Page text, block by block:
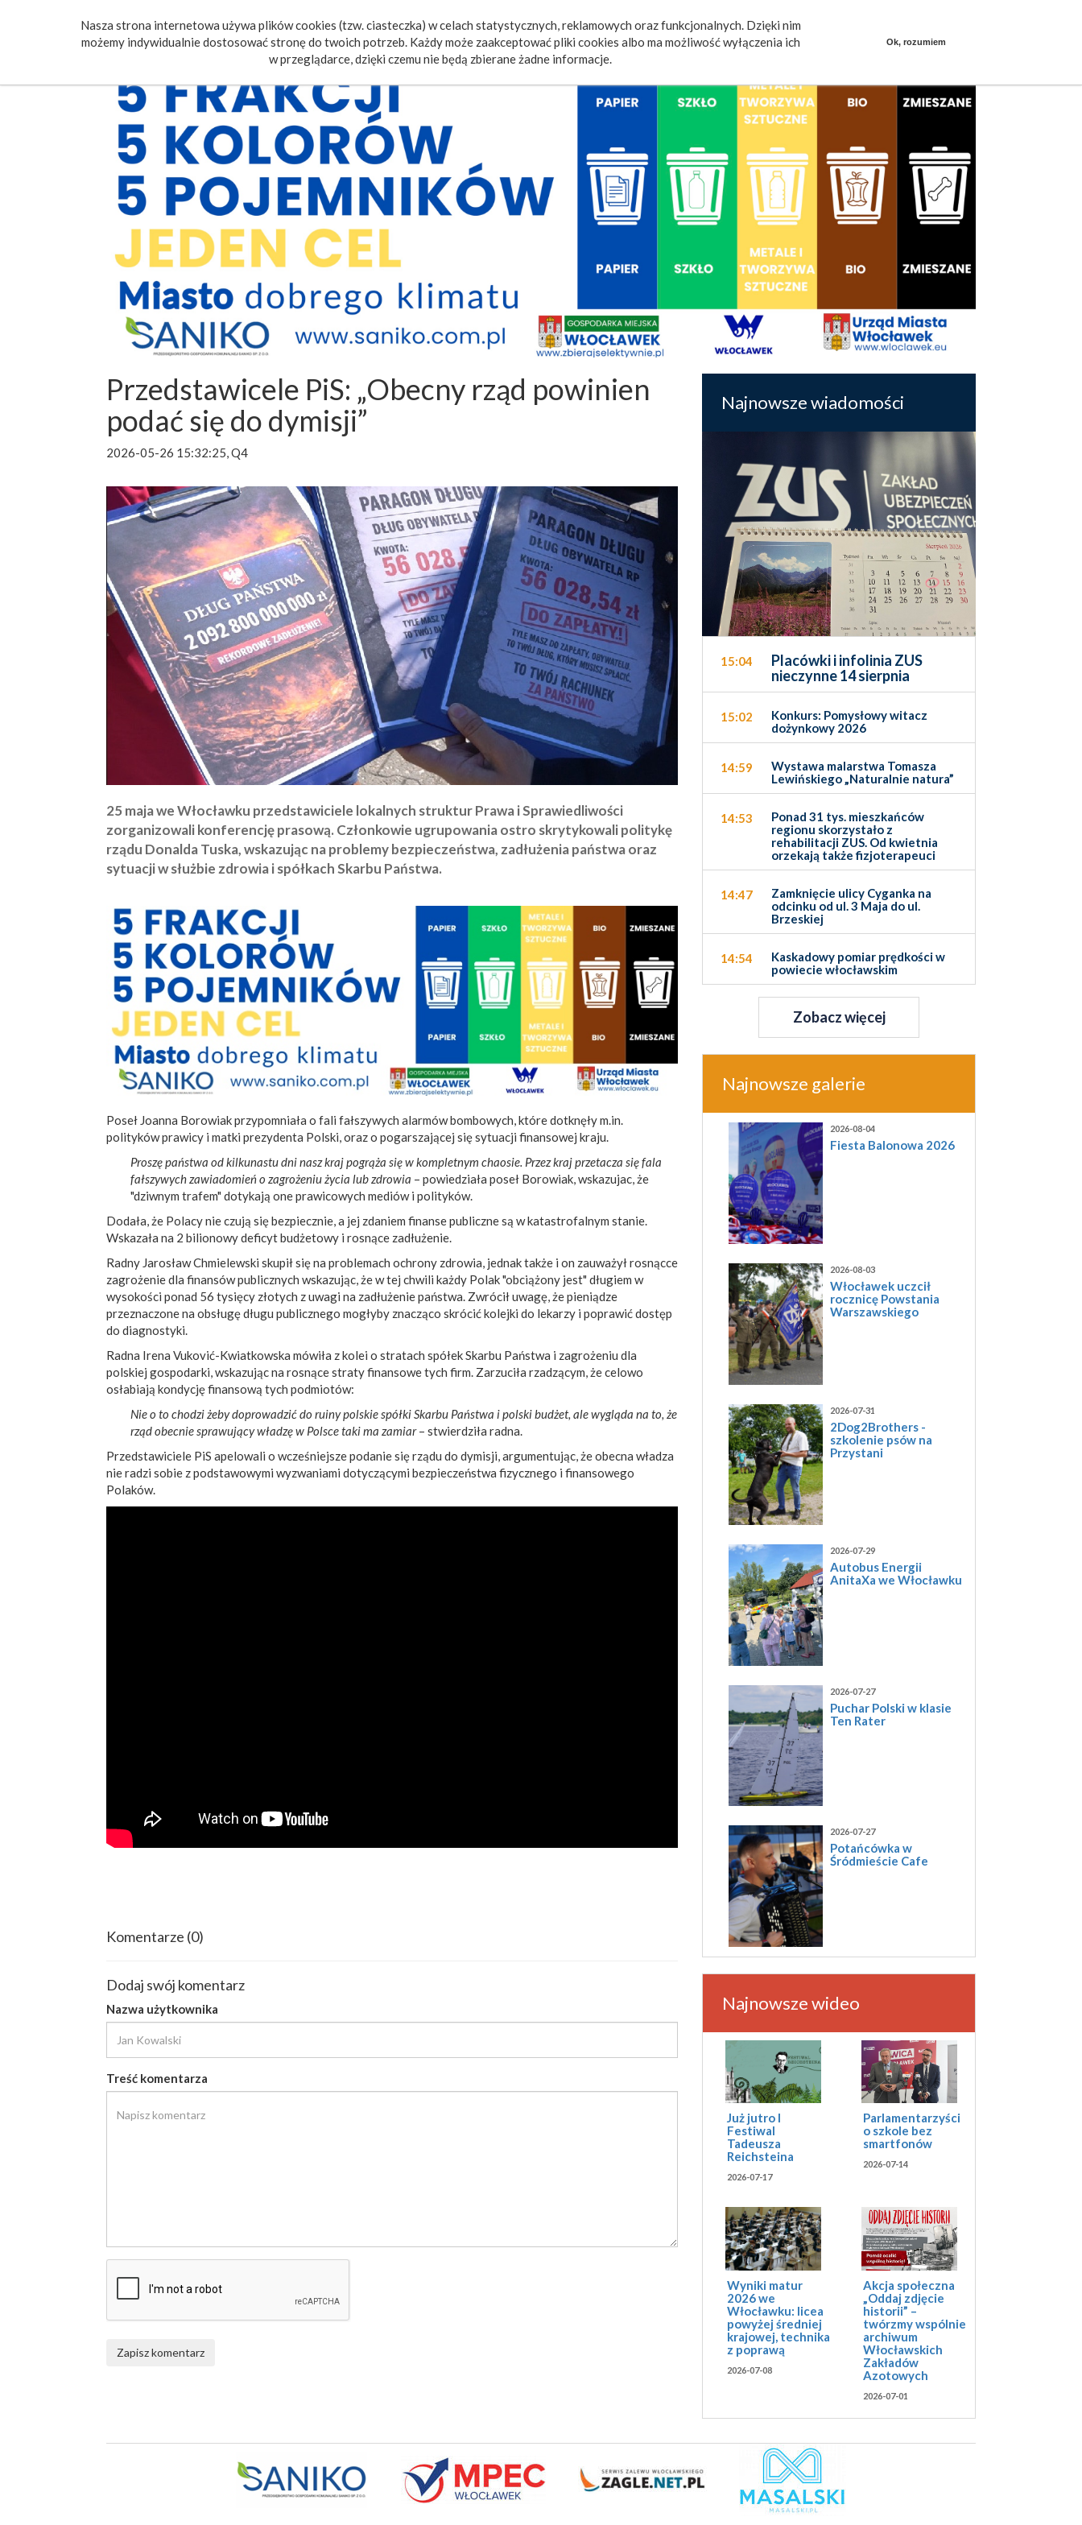
Nasza strona internetowa używa plików cookies (tzw. ciasteczka) w celach statystycznych, reklamowych oraz funkcjonalnych. Dzięki nim
możemy indywidualnie dostosować stronę do twoich potrzeb. Każdy może zaakceptować pliki cookies albo ma możliwość wyłączenia ich
w przeglądarce, dzięki czemu nie będą zbierane żadne informacje.
Ok, rozumiem
Poczta Wydarzenia Ogłoszenia Video Fotorelacje Mieszkańcy mówią
Przedstawicele PiS: „Obecny rząd powinien
podać się do dymisji”
2026-05-26 15:32:25, Q4
25 maja we Włocławku przedstawiciele lokalnych struktur Prawa i Sprawiedliwości
zorganizowali konferencję prasową. Członkowie ugrupowania ostro skrytykowali politykę
rządu Donalda Tuska, wskazując na problemy bezpieczeństwa, zadłużenia państwa oraz
sytuacji w służbie zdrowia i spółkach Skarbu Państwa.
Poseł Joanna Borowiak przypomniała o fali fałszywych alarmów bombowych, które dotknęły m.in.
polityków prawicy i matki prezydenta Polski, oraz o pogarszającej się sytuacji finansowej kraju.
Proszę państwa od kilkunastu dni nasz kraj pogrąża się w kompletnym chaosie. Przez kraj przetacza się fala
fałszywych zawiadomień o zagrożeniu życia lub zdrowia – powiedziała poseł Borowiak, wskazujac, że
"dziwnym trafem" dotykają one prawicowych mediów i polityków.
Dodała, że Polacy nie czują się bezpiecznie, a jej zdaniem finanse publiczne są w katastrofalnym stanie.
Wskazała na 2 bilionowy deficyt budżetowy i rosnące zadłużenie.
Radny Jarosław Chmielewski skupił się na problemach ochrony zdrowia, jednak także i on zauważył rosnącce
zagrożenie dla finansów publicznych wskazując, że w tej chwili każdy Polak "obciążony jest" długiem w
wysokości ponad 56 tysięcy złotych z uwagi na zadłużenie państwa. Zwrócił uwagę, że pieniądze
przeznaczone na obsługę długu publicznego mogłyby znacząco skrócić kolejki do lekarzy i poprawić dostęp
do diagnostyki.
Radna Irena Vuković-Kwiatkowska mówiła z kolei o stratach spółek Skarbu Państwa i zagrożeniu dla
polskiej gospodarki, wskazując na rosnące straty finansowe tych firm. Zarzuciła rzadzącym, że celowo
osłabiają kondycję finansową tych podmiotów:
Nie o to chodzi żeby doprowadzić do ruiny polskie spółki Skarbu Państwa i polski budżet, ale wygląda na to, że
rząd obecnie sprawujący władzę w Polsce taki ma zamiar– stwierdziła radna.
Przedstawiciele PiS apelowali o wcześniejsze podanie się rządu do dymisji, argumentując, że obecna władza
nie radzi sobie z podstawowymi wyzwaniami dotyczącymi bezpieczeństwa fizycznego i finansowego
Polaków.
Komentarze (0)
Dodaj swój komentarz
Nazwa użytkownika
Treść komentarza
Zapisz komentarz
Najnowsze wiadomości
15:04
Placówki i infolinia ZUS
nieczynne 14 sierpnia
15:02
Konkurs: Pomysłowy witacz
dożynkowy 2026
14:59
Wystawa malarstwa Tomasza
Lewińskiego „Naturalnie natura”
14:53
Ponad 31 tys. mieszkańców
regionu skorzystało z
rehabilitacji ZUS. Od kwietnia
orzekają także fizjoterapeuci
14:47
Zamknięcie ulicy Cyganka na
odcinku od ul. 3 Maja do ul.
Brzeskiej
14:54
Kaskadowy pomiar prędkości w
powiecie włocławskim
Zobacz więcej
Najnowsze galerie
2026-08-04
Fiesta Balonowa 2026
2026-08-03
Włocławek uczcił
rocznicę Powstania
Warszawskiego
2026-07-31
2Dog2Brothers -
szkolenie psów na
Przystani
2026-07-29
Autobus Energii
AnitaXa we Włocławku
2026-07-27
Puchar Polski w klasie
Ten Rater
2026-07-27
Potańcówka w
Śródmieście Cafe
Najnowsze wideo
Już jutro I
Festiwal
Tadeusza
Reichsteina
2026-07-17
Parlamentarzyści
o szkole bez
smartfonów
2026-07-14
Wyniki matur
2026 we
Włocławku: licea
powyżej średniej
krajowej, technika
z poprawą
2026-07-08
Akcja społeczna
„Oddaj zdjęcie
historii” –
twórzmy wspólnie
archiwum
Włocławskich
Zakładów
Azotowych
2026-07-01